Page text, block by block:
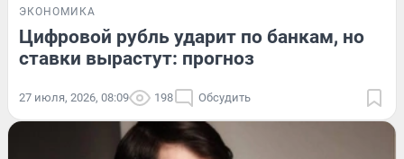
ЭКОНОМИКА
Цифровой рубль ударит по банкам, но
ставки вырастут: прогноз
27 июля, 2026, 08:09 198 Обсудить